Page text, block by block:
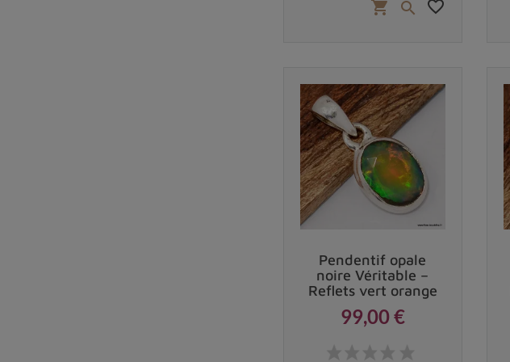
shopping_cart  favorite_border
Pendentif opale
noire Véritable –
Reflets vert orange
99,00 €